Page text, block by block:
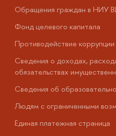
Обращения граждан в НИУ
Фонд целевого капитала
Противодействие коррупции
Сведения о доходах,
обязательствах
Сведения об
Людям с ограниченными
Единая платежная страница